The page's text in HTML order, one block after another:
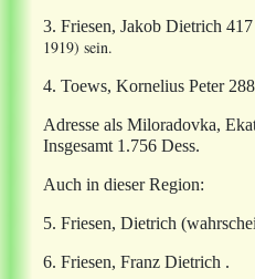
3. Friesen, Jakob Dietrich 417
1919) sein.
4. Toews, Kornelius Peter
Adresse als Miloradovka,
Insgesamt 1.756 Dess.
Auch in dieser Region:
5. Friesen, Dietrich
6. Friesen, Franz Dietrich .